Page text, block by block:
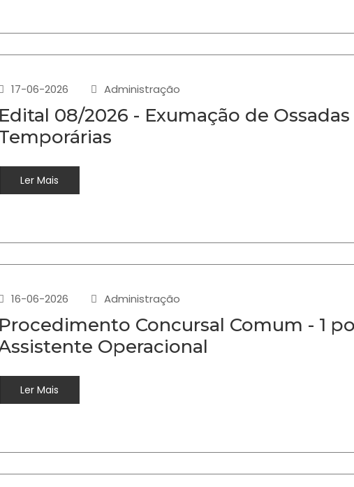
17-06-2026 Administração
Edital 08/2026 - Exumação de
Ler Mais
16-06-2026 Administração
Procedimento Concursal Comum - 1
Operacional
Ler Mais